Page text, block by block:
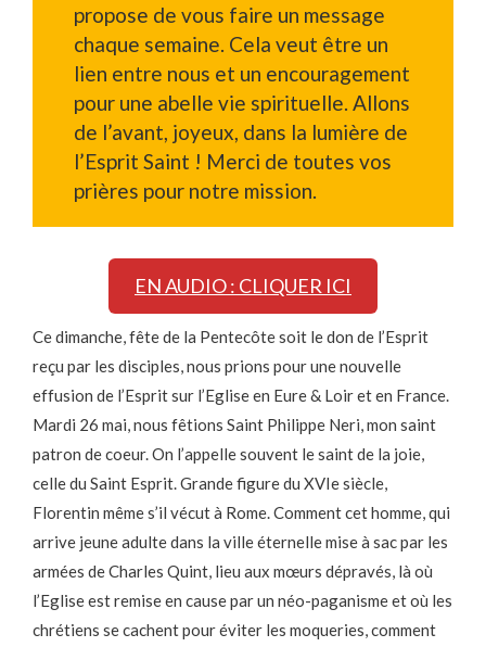
propose de vous faire un message
chaque semaine. Cela veut être un
lien entre nous et un encouragement
pour une abelle vie spirituelle. Allons
de l’avant, joyeux, dans la lumière de
l’Esprit Saint ! Merci de toutes vos
prières pour notre mission.
EN AUDIO : CLIQUER ICI
Ce dimanche, fête de la Pentecôte soit le don de l’Esprit
reçu par les disciples, nous prions pour une nouvelle
effusion de l’Esprit sur l’Eglise en Eure & Loir et en France.
Mardi 26 mai, nous fêtions Saint Philippe Neri, mon saint
patron de coeur. On l’appelle souvent le saint de la joie,
celle du Saint Esprit. Grande figure du XVIe siècle,
Florentin même s’il vécut à Rome. Comment cet homme, qui
arrive jeune adulte dans la ville éternelle mise à sac par les
armées de Charles Quint, lieu aux mœurs dépravés, là où
l’Eglise est remise en cause par un néo-paganisme et où les
chrétiens se cachent pour éviter les moqueries, comment